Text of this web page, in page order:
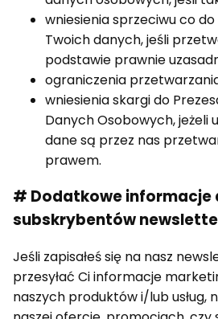
wniesienia sprzeciwu co
Twoich danych, jeśli
podstawie prawnie
ograniczenia
wniesienia skargi do
Danych Osobowych, jeżeli
dane są przez nas
prawem.
# Dodatkowe informacje
subskrybentów
Jeśli zapisałeś się na nasz
przesyłać Ci informacje
naszych produktów i/lub usług,